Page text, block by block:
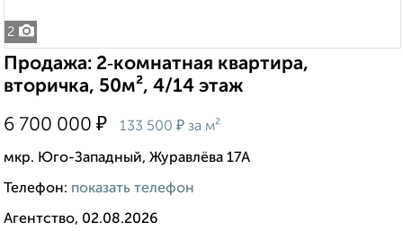
2
Продажа: 2‑комнатная квартира,
вторичка, 50м², 4/14 этаж
6 700 000 ₽ 133 500 ₽ за м²
мкр. Юго-Западный, Журавлёва 17А
Телефон: показать телефон
Агентство, 02.08.2026